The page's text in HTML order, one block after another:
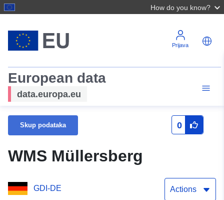
How do you know?
Prijava
European data
data.europa.eu
Skup podataka 0
WMS Müllersberg
GDI-DE Actions